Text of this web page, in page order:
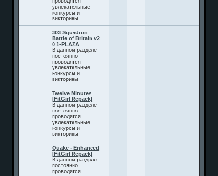
увлекательные
конкурсы и
викторины
303 Squadron
Battle of Britain v2
0 1-PLAZA
В данном разделе
постоянно
проводятся
увлекательные
конкурсы и
викторины
Twelve Minutes
[FitGirl Repack]
В данном разделе
постоянно
проводятся
увлекательные
конкурсы и
викторины
Quake - Enhanced
[FitGirl Repack]
В данном разделе
постоянно
проводятся